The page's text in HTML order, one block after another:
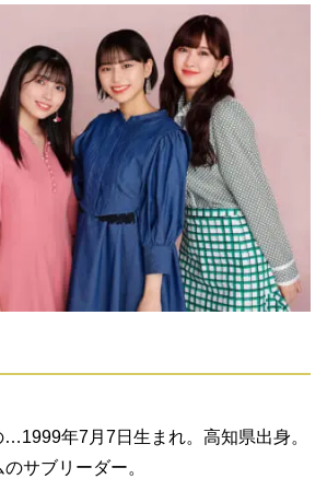
年7月7日生まれ。高知県出身。
サブリーダー。